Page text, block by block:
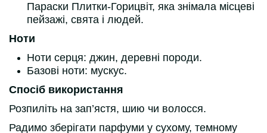
Параски Плитки-Горицвіт, яка знімала місцеві
пейзажі, свята і людей.
Ноти
Ноти серця: джин, деревні породи.
Базові ноти: мускус.
Спосіб використання
Розпиліть на зап’ястя, шию чи волосся.
Радимо зберігати парфуми у сухому, темному